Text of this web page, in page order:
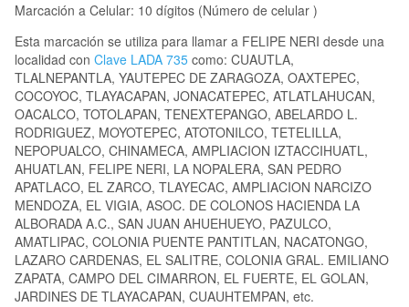
Marcación a Celular: 10 dígitos (Número de celular )
Esta marcación se utiliza para llamar a FELIPE NERI desde una
localidad con Clave LADA 735 como: CUAUTLA,
TLALNEPANTLA, YAUTEPEC DE ZARAGOZA, OAXTEPEC,
COCOYOC, TLAYACAPAN, JONACATEPEC, ATLATLAHUCAN,
OACALCO, TOTOLAPAN, TENEXTEPANGO, ABELARDO L.
RODRIGUEZ, MOYOTEPEC, ATOTONILCO, TETELILLA,
NEPOPUALCO, CHINAMECA, AMPLIACION IZTACCIHUATL,
AHUATLAN, FELIPE NERI, LA NOPALERA, SAN PEDRO
APATLACO, EL ZARCO, TLAYECAC, AMPLIACION NARCIZO
MENDOZA, EL VIGIA, ASOC. DE COLONOS HACIENDA LA
ALBORADA A.C., SAN JUAN AHUEHUEYO, PAZULCO,
AMATLIPAC, COLONIA PUENTE PANTITLAN, NACATONGO,
LAZARO CARDENAS, EL SALITRE, COLONIA GRAL. EMILIANO
ZAPATA, CAMPO DEL CIMARRON, EL FUERTE, EL GOLAN,
JARDINES DE TLAYACAPAN, CUAUHTEMPAN, etc.